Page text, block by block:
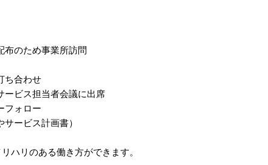
類配布のため事業所訪問
ち合わせ
ービス担当者会議に出席
フォロー
ービス計画書）
ハリのある働き方ができます。